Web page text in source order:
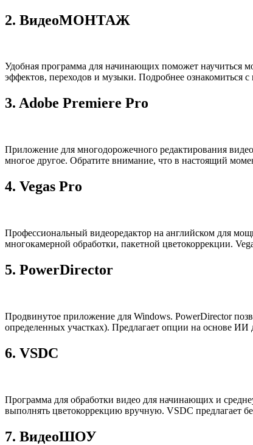
2. ВидеоМОНТАЖ
Удобная программа для начинающих поможет научиться
эффектов, переходов и музыки. Подробнее ознакомиться
3. Adobe Premiere Pro
Приложение для многодорожечного редактирования
многое другое. Обратите внимание, что в настоящий
4. Vegas Pro
Профессиональный видеоредактор на английском для
многокамерной обработки, пакетной цветокоррекции.
5. PowerDirector
Продвинутое приложение для Windows. PowerDirector
определенных участках). Предлагает опции на основе ИИ
6. VSDC
Программа для обработки видео для начинающих и
выполнять цветокоррекцию вручную. VSDC предлагает
7. ВидеоШОУ